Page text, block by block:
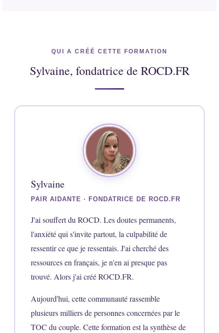
QUI A CRÉÉ CETTE FORMATION
Sylvaine, fondatrice de ROCD.FR
Sylvaine
PAIR AIDANTE · FONDATRICE DE ROCD.FR
J'ai souffert du ROCD. Les doutes permanents,
l'anxiété qui s'invite partout, la culpabilité de
ressentir ce que je ressentais. J'ai cherché des
ressources en français, je n'en ai presque pas
trouvé. Alors j'ai créé ROCD.FR.
Aujourd'hui, cette communauté rassemble
plusieurs milliers de personnes concernées par le
TOC du couple. Cette formation est la synthèse de